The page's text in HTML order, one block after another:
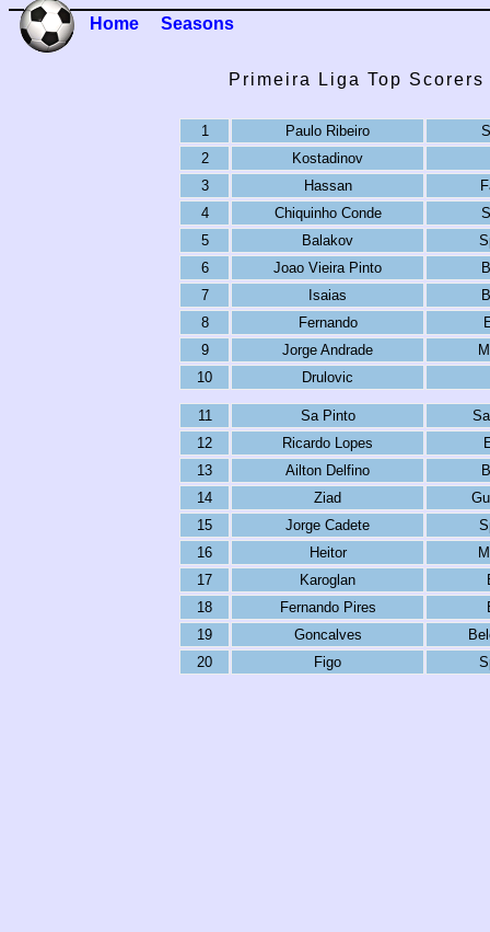
Home Seasons
Primeira Liga Top
1 Paulo Ribeiro
2
Kostadinov
3
Hassan
4
Chiquinho Conde
5
Balakov
6
Joao Vieira Pinto
7
Isaias
8
Fernando
9
Jorge Andrade
10
Drulovic
11 Sa Pinto
12
Ricardo Lopes
13
Ailton Delfino
14
Ziad
15
Jorge Cadete
16
Heitor
17
Karoglan
18
Fernando Pires
19
Goncalves
20
Figo